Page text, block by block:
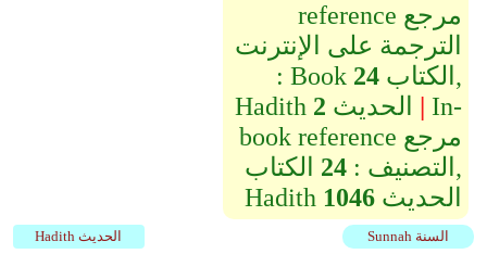
reference مرجع
الترجمة على الإنترنت
: Book 24الكتاب,
Hadith 2 | In-
book reference مرجع
التصنيف :24 الكتاب,
Hadith 1046 الحديث
Sunnah السنة Hadith الحديث